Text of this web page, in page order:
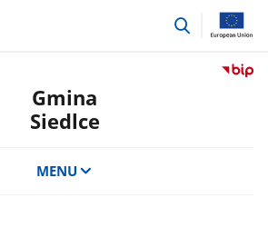
przejdź
Przejdź
Gmina
Siedlce
MENU